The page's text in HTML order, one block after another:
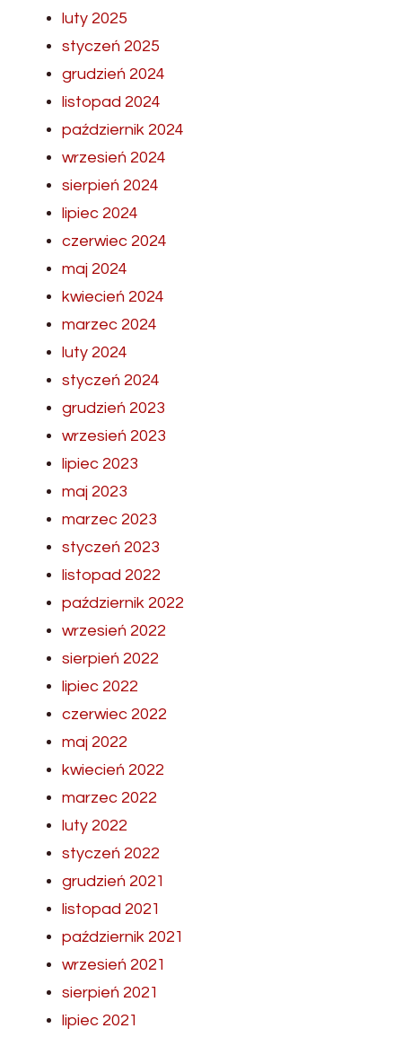
luty 2025
styczeń 2025
grudzień 2024
listopad 2024
październik 2024
wrzesień 2024
sierpień 2024
lipiec 2024
czerwiec 2024
maj 2024
kwiecień 2024
marzec 2024
luty 2024
styczeń 2024
grudzień 2023
wrzesień 2023
lipiec 2023
maj 2023
marzec 2023
styczeń 2023
listopad 2022
październik 2022
wrzesień 2022
sierpień 2022
lipiec 2022
czerwiec 2022
maj 2022
kwiecień 2022
marzec 2022
luty 2022
styczeń 2022
grudzień 2021
listopad 2021
październik 2021
wrzesień 2021
sierpień 2021
lipiec 2021